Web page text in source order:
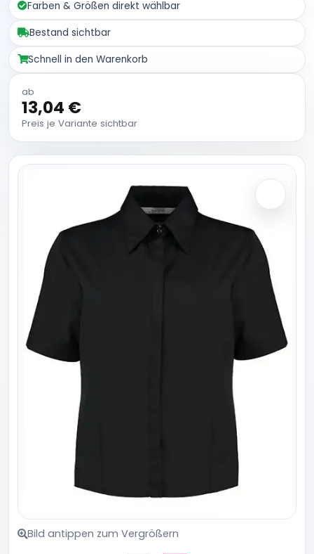
Farben & Größen direkt wählbar
Bestand sichtbar
Schnell in den Warenkorb
ab
13,04 €
Preis je Variante sichtbar
Bild antippen zum Vergrößern